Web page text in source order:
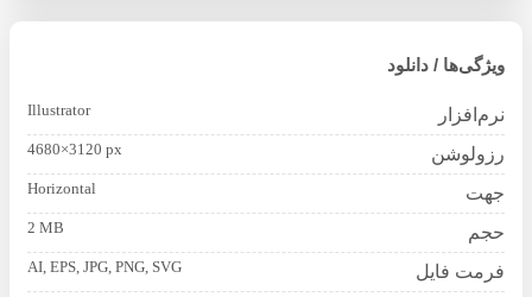
ویژگی‌ها / دانلود
نرم‌افزار Illustrator
رزولوشن 4680×3120 px
جهت Horizontal
حجم 2 MB
فرمت فایل AI, EPS, JPG, PNG, SVG